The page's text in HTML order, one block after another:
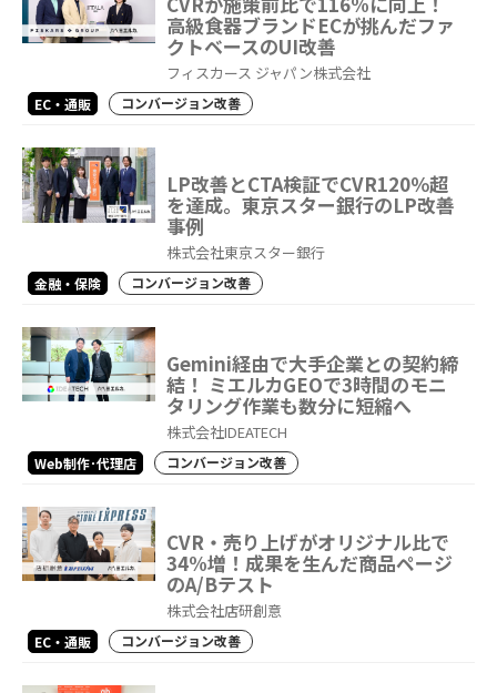
高級食器ブランドECが挑んだファ
クトベースのUI改善
フィスカース ジャパン株式会社
EC・通販 コンバージョン改善
LP改善とCTA検証でCVR120％超
を達成。東京スター銀行のLP改善
事例
株式会社東京スター銀行
金融・保険 コンバージョン改善
Gemini経由で大手企業との契約締
結！ ミエルカGEOで3時間のモニ
タリング作業も数分に短縮へ
株式会社IDEATECH
Web制作･代理店 コンバージョン改善
CVR・売り上げがオリジナル比で
34%増！成果を生んだ商品ページ
のA/Bテスト
株式会社店研創意
EC・通販 コンバージョン改善